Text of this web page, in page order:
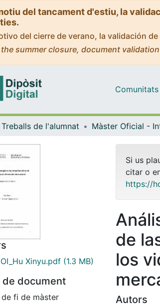
del tancament d'estiu, la
del cierre de verano, la validación
summer closure, document
Comunitats
Treballs de l'alumnat
Xinyu.pdf (1.3 MB)
de document
fi de màster
Si us
citar o
https://
de
los
Autors